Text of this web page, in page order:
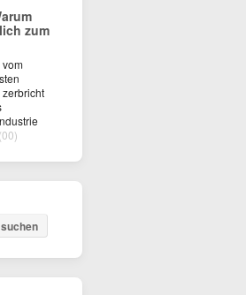
zum
vom
zerbricht
(00)
suchen